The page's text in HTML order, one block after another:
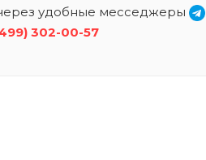
удобные месседжеры
302-00-57